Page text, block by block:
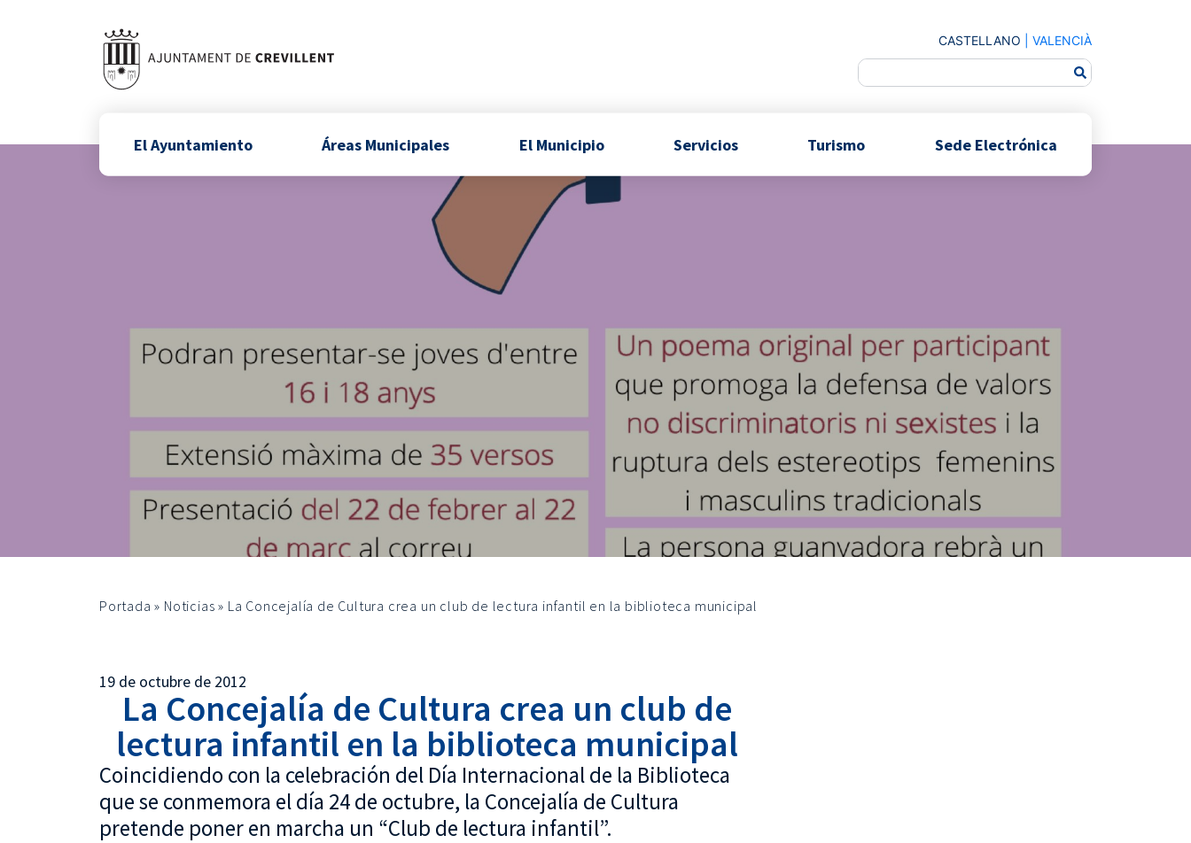
CASTELLANO VALENCIÀ
El Ayuntamiento Áreas Municipales El Municipio Servicios Turismo Sede Electrónica
Portada » Noticias » La Concejalía de Cultura crea un club de lectura infantil en la biblioteca municipal
19 de octubre de 2012
La Concejalía de Cultura crea un club de
lectura infantil en la biblioteca municipal
Coincidiendo con la celebración del Día Internacional de la Biblioteca
que se conmemora el día 24 de octubre, la Concejalía de Cultura
pretende poner en marcha un “Club de lectura infantil”.